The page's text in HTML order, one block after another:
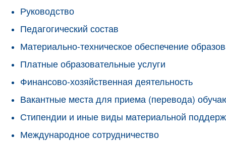
Руководство
Педагогический состав
Материально-техническое обеспечение
Платные образовательные услуги
Финансово-хозяйственная деятельность
Вакантные места для приема (перевода)
Стипендии и иные виды материальной
Международное сотрудничество